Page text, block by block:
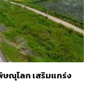
ษณุโลก เสริมแกร่ง